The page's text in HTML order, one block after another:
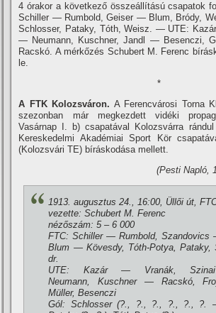
4 órakor a következő összeállí­tású csapatok
Schiller — Rumbold, Geiser — Blum, Bródy,
Schlosser, Pataky, Tóth, Weisz. — UTE:
— Neumann, Kuschner, Jandl — Besenczi,
Racskó. A mérkőzés Schubert M. Ferenc
le.
*
A FTK Kolozsváron. A Ferencvárosi Torna
szezonban már megkezdett vidéki
Vasárnap I. b) csapatával Kolozsvárra
Kereskedelmi Akadémiai Sport Kör
(Kolozsvári TE) bí­ráskodása mellett.
(Pesti Napló,
1913. augusztus 24., 16:00, Üllői út,
vezette: Schubert M. Ferenc
nézőszám: 5 – 6 000
FTC: Schiller — Rumbold, Szandovics
Blum — Kövesdy, Tóth-Potya, Pataky,
dr.
UTE: Kazár — Vranák,
Neumann, Kuschner — Racskó,
Müller, Besenczi
Gól: Schlosser (?., ?., ?., ?., ?., ?. –